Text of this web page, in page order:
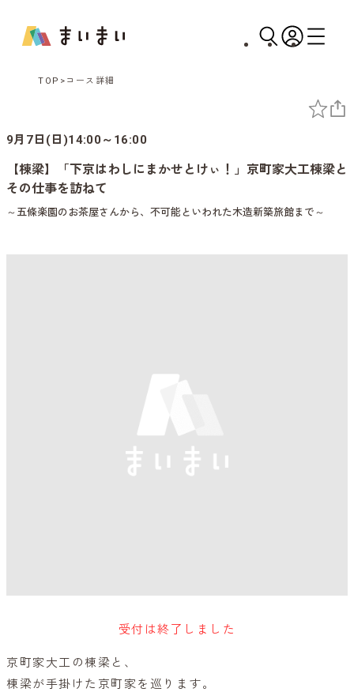
TOP コース詳細
9月7日(日)14:00～16:00
【棟梁】「下京はわしにまかせとけぃ！」京町家大工棟梁と
その仕事を訪ねて
～五條楽園のお茶屋さんから、不可能といわれた木造新築旅館まで～
受付は終了しました
京町家大工の棟梁と、
棟梁が手掛けた京町家を巡ります。